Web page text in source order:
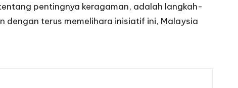
pentingnya keragaman, adalah langkah-
dengan terus memelihara inisiatif ini, Malaysia